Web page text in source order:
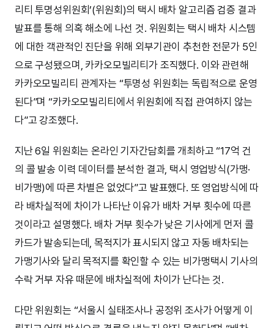
리티 투명성위원회’(위원회)의 택시 배차 알고리즘 검증 결과
발표를 통해 의혹 해소에 나선 것. 위원회는 택시 배차 시스템
에 대한 객관적인 진단을 위해 외부기관이 추천한 전문가 5인
으로 구성됐으며, 카카오모빌리티가 조직했다. 이와 관련해
카카오모빌리티 관계자는 “투명성 위원회는 독립적으로 운영
된다”며 “카카오모빌리티에서 위원회에 직접 관여하지 않는
다”고 강조했다.
지난 6일 위원회는 온라인 기자간담회를 개최하고 “17억 건
의 콜 발송 이력 데이터를 분석한 결과, 택시 영업방식(가맹·
비가맹)에 따른 차별은 없었다”고 발표했다. 또 영업방식에 따
라 배차실적에 차이가 나타난 이유가 배차 거부 횟수에 따른
것이라고 설명했다. 배차 거부 횟수가 낮은 기사에게 먼저 콜
카드가 발송되는데, 목적지가 표시되지 않고 자동 배차되는
가맹기사와 달리 목적지를 확인할 수 있는 비가맹택시 기사의
수락 거부 자유 때문에 배차실적에 차이가 난다는 것.
다만 위원회는 “서울시 실태조사나 공정위 조사가 어떻게 이